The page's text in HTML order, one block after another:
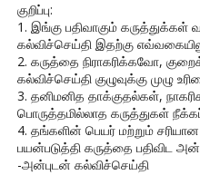
குறிப்பு:
1. இங்கு பதிவாகும்
கல்விச்செய்தி இதற்கு
2. கருத்தை நிராகரிக்கவோ,
கல்விச்செய்தி குழுவுக்கு முழு
3. தனிமனித தாக்குதல்கள்,
பொருத்தமில்லாத கருத்துகள்
4. தங்களின் பெயர் மற்றும்
பயன்படுத்தி கருத்தை பதிவிட
-அன்புடன் கல்விச்செய்தி